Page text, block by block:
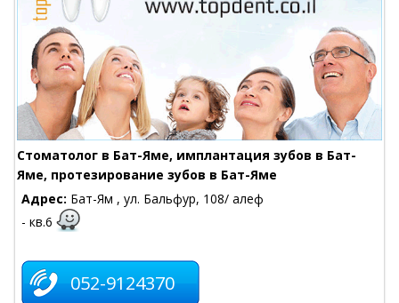
Cтоматолог в Бат-Яме, имплантация зубов в Бат-
Яме, протезирование зубов в Бат-Яме
Адрес: Бат-Ям , ул. Бальфур, 108/ алеф
- кв.6
052-9124370